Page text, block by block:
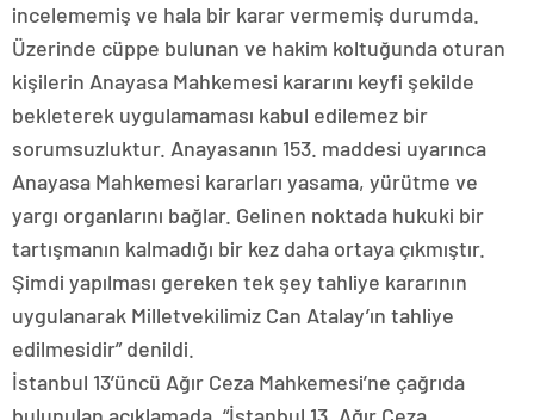
incelememiş ve hala bir karar vermemiş durumda.
Üzerinde cüppe bulunan ve hakim koltuğunda oturan
kişilerin Anayasa Mahkemesi kararını keyfi şekilde
bekleterek uygulamaması kabul edilemez bir
sorumsuzluktur. Anayasanın 153. maddesi uyarınca
Anayasa Mahkemesi kararları yasama, yürütme ve
yargı organlarını bağlar. Gelinen noktada hukuki bir
tartışmanın kalmadığı bir kez daha ortaya çıkmıştır.
Şimdi yapılması gereken tek şey tahliye kararının
uygulanarak Milletvekilimiz Can Atalay’ın tahliye
edilmesidir” denildi.
İstanbul 13’üncü Ağır Ceza Mahkemesi’ne çağrıda